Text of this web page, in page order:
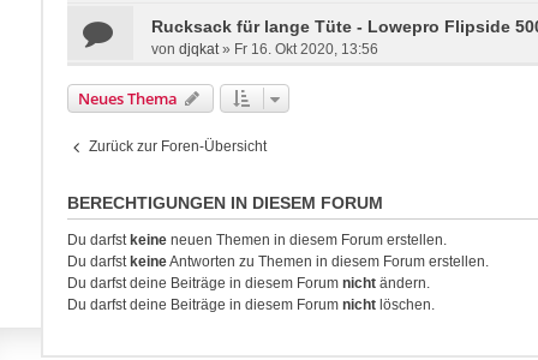
Rucksack für lange Tüte - Lowepro Flipside
von djqkat» Fr 16. Okt 2020, 13:56
Neues Thema
Zurück zur Foren-Übersicht
BERECHTIGUNGEN IN DIESEM FORUM
Du darfst keineneuen Themen in diesem Forum erstellen.
Du darfst keineAntworten zu Themen in diesem Forum erstellen.
Du darfst deine Beiträge in diesem Forum nichtändern.
Du darfst deine Beiträge in diesem Forum nichtlöschen.